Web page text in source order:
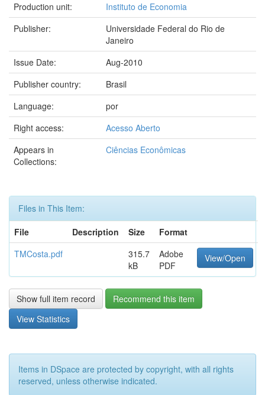
Production unit:
Instituto de Economia
Publisher:
Universidade Federal do Rio de
Janeiro
Issue Date:
Aug-2010
Publisher country:
Brasil
Language:
por
Right access:
Acesso Aberto
Appears in
Collections:
Ciências Econômicas
Files in This Item:
File
Description Size
Format
TMCosta.pdf
315.7
kB
Adobe
PDF
View/Open
Show full item record
Recommend this item
View Statistics
Items in DSpace are protected by copyright, with all rights
reserved, unless otherwise indicated.